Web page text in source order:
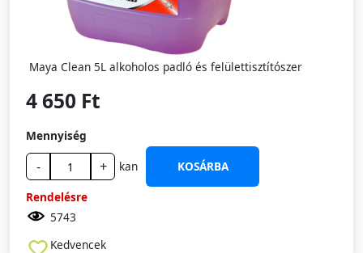
Maya Clean 5L alkoholos padló és felülettisztítószer
4 650 Ft
Mennyiség
- + kan
KOSÁRBA
Rendelésre
5743
Kedvencek